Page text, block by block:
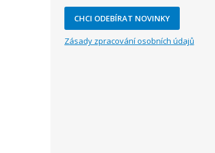
CHCI ODEBÍRAT NOVINKY
Zásady zpracování osobních údajů